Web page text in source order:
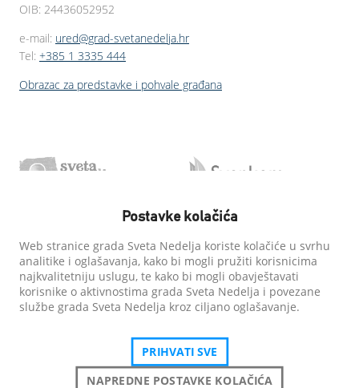
OIB: 24436052952
e-mail: ured@grad-svetanedelja.hr
Tel: +385 1 3335 444
Obrazac za predstavke i pohvale građana
Postavke kolačića
Web stranice grada Sveta Nedelja koriste kolačiće u svrhu
analitike i oglašavanja, kako bi mogli pružiti korisnicima
najkvalitetniju uslugu, te kako bi mogli obavještavati
korisnike o aktivnostima grada Sveta Nedelja i povezane
službe grada Sveta Nedelja kroz ciljano oglašavanje.
PRIHVATI SVE
NAPREDNE POSTAVKE KOLAČIĆA